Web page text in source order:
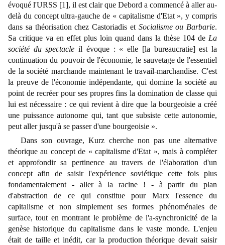
évoqué l'URSS [1], il est clair que Debord a commencé à aller au-
delà du concept ultra-gauche de « capitalisme d'Etat », y compris
dans sa théorisation chez Castoriadis et Socialisme ou Barbarie.
Sa critique va en effet plus loin quand dans la thèse 104 de La
société du spectacle il évoque : «elle [la bureaucratie] est la
continuation du pouvoir de l'économie, le sauvetage de l'essentiel
de la société marchande maintenant le travail-marchandise. C'est
la preuve de l'économie indépendante, qui domine la société au
point de recréer pour ses propres fins la domination de classe qui
lui est nécessaire : ce qui revient à dire que la bourgeoisie a créé
une puissance autonome qui, tant que subsiste cette autonomie,
peut aller jusqu'à se passer d'une bourgeoisie ».
Dans son ouvrage, Kurz cherche non pas une alternative
théorique au concept de «capitalisme d'Etat », mais à compléter
et approfondir sa pertinenceau travers de l'élaboration d'un
concept afin de saisir l'expérience soviétique cette fois plus
fondamentalement - aller à la racine ! - à partir du plan
d'abstraction de ce qui constitue pour Marx l'essence du
capitalisme et non simplement ses formes phénoménales de
surface, tout en montrant le problème de l'a-synchronicité de la
genèse historique du capitalisme dans le vaste monde. L'enjeu
était de taille et inédit, car la production théorique devait saisir